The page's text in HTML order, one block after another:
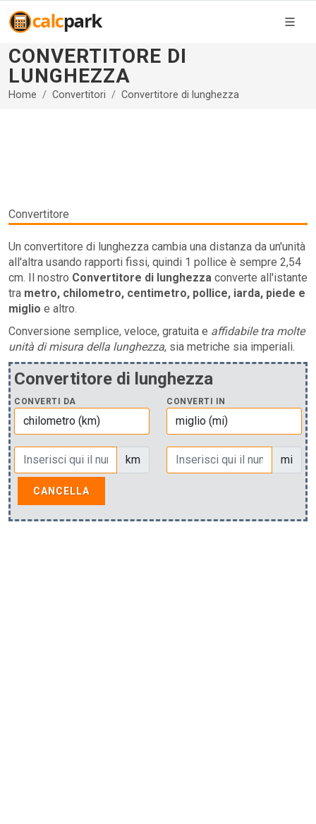
CONVERTITORE DI
LUNGHEZZA
Home Convertitori Convertitore di lunghezza
Convertitore
Un convertitore di lunghezza cambia una distanza da un'unità
all'altra usando rapporti fissi, quindi 1 pollice è sempre 2,54
cm. Il nostro Convertitore di lunghezza converte all'istante
tra metro, chilometro, centimetro, pollice, iarda, piede e
miglio e altro.
Conversione semplice, veloce, gratuita e affidabile tra molte
unità di misura della lunghezza, sia metriche sia imperiali.
Convertitore di lunghezza
CONVERTI DA CONVERTI IN
km mi